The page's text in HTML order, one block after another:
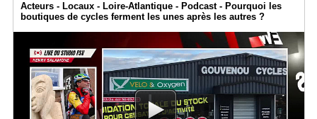
Acteurs - Locaux - Loire-Atlantique - Podcast - Pourquoi les
boutiques de cycles ferment les unes après les autres ?